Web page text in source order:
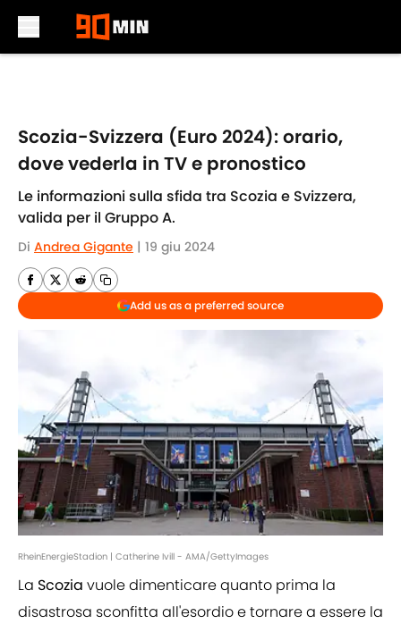
Scozia-Svizzera (Euro 2024): orario,
dove vederla in TV e pronostico
Le informazioni sulla sfida tra Scozia e Svizzera,
valida per il Gruppo A.
Di Andrea Gigante | 19 giu 2024
Add us as a preferred source
RheinEnergieStadion | Catherine Ivill - AMA/GettyImages
La Scozia vuole dimenticare quanto prima la
disastrosa sconfitta all'esordio e tornare a essere la